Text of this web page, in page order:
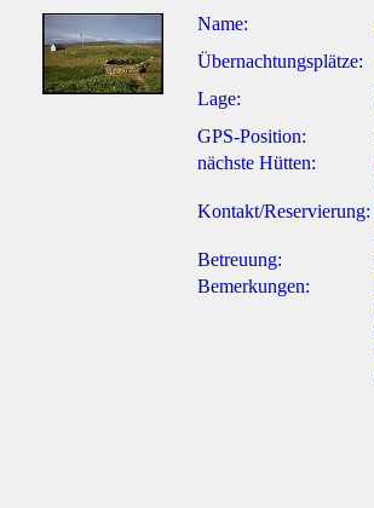
Name:
Übernachtungsplätze:
Lage:
GPS-Position:
nächste Hütten:
Kontakt/Reservierung:
Betreuung:
Bemerkungen: